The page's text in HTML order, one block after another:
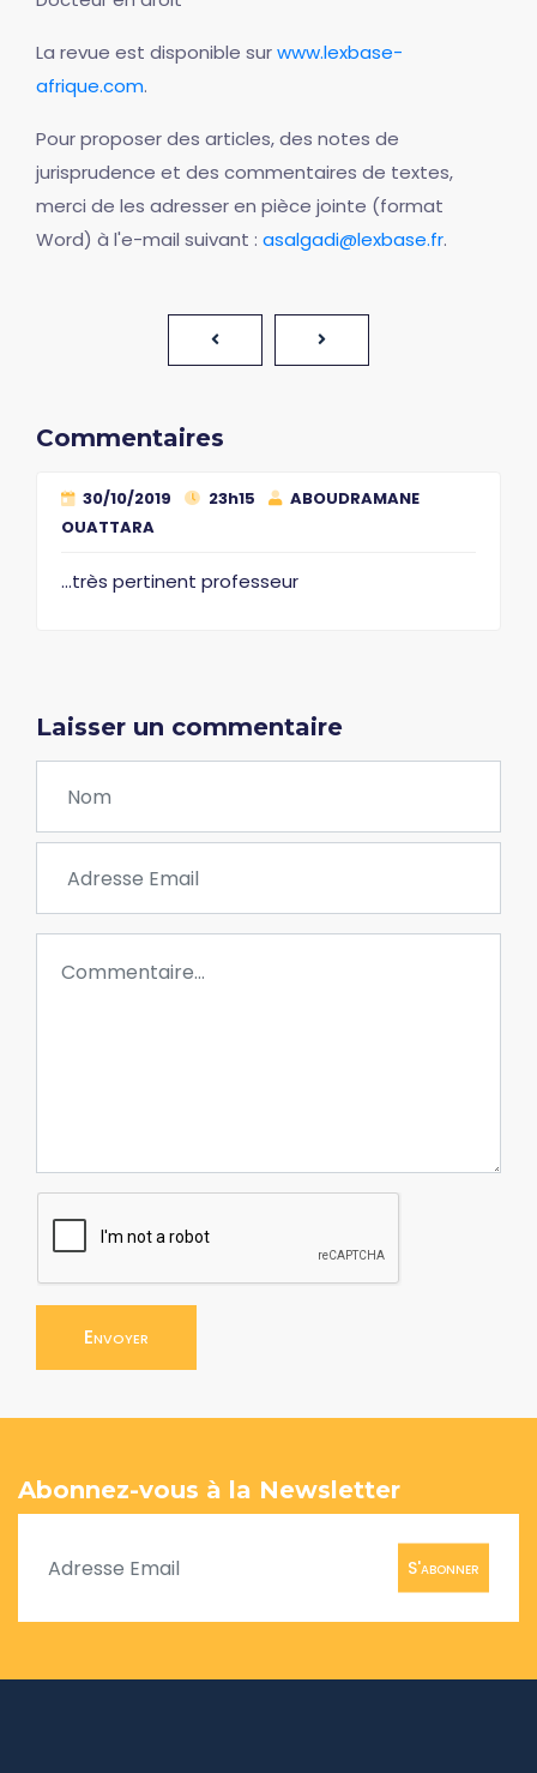
La revue est disponible surwww.lexbase-
afrique.com.
Pour proposer des articles, des notes de
jurisprudence et des commentaires de textes,
merci de les adresser en pièce jointe (format
Word) à l'e-mail suivant : asalgadi@lexbase.fr.
Commentaires
30/10/2019 23h15
ABOUDRAMANE
OUATTARA
...très pertinent professeur
Laisser un commentaire
Envoyer
Abonnez-vous à la Newsletter
S'abonner